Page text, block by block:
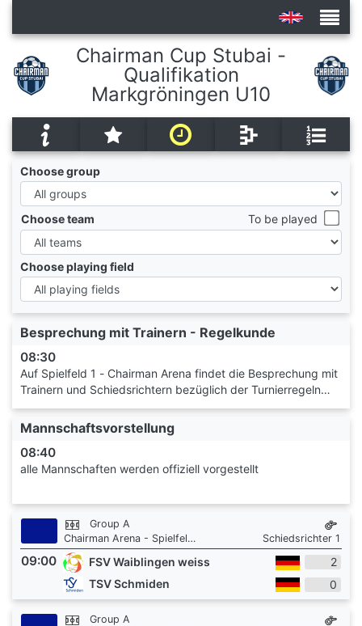
Tournaments
Chairman Cup Stubai -
Qualifikation
Markgröningen U10
Choose group
Choose team To be played
Choose playing field
Besprechung mit Trainern - Regelkunde
08:30
Auf Spielfeld 1 - Chairman Arena findet die Besprechung mit
Trainern und Schiedsrichtern bezüglich der Turnierregeln
statt
Mannschaftsvorstellung
08:40
alle Mannschaften werden offiziell vorgestellt
Group A
Chairman Arena - Spielfeld 1
Schiedsrichter 1
09:00 FSV Waiblingen weiss
2
TSV Schmiden
0
Group A